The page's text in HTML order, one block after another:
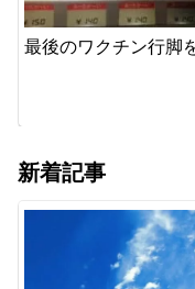
最後のワクチン行脚
新着記事